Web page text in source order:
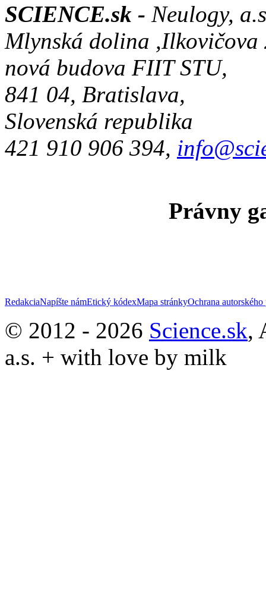
SCIENCE.sk - Neulogy,
Mlynská dolina ,Ilkovičova
nová budova FIIT STU,
841 04, Bratislava,
Slovenská republika
421 910 906 394,
Právny
RedakciaNapíšte námEtický kódexMapa stránkyOchrana autorského
© 2012 - 2026 Science.sk,
a.s. + with love by milk